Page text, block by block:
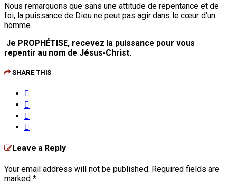
Nous remarquons que sans une attitude de repentance et de
foi, la puissance de Dieu ne peut pas agir dans le cœur d’un
homme.
Je PROPHÉTISE, recevez la puissance pour vous
repentir au nom de Jésus-Christ.
SHARE THIS
Leave a Reply
Your email address will not be published. Required fields are
marked *